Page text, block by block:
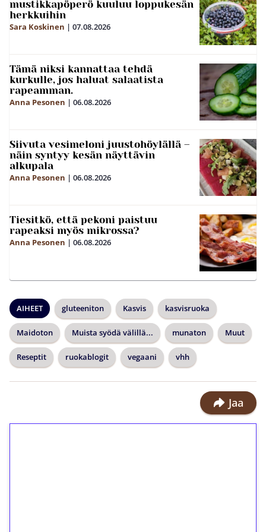
mustikkapöperö kuuluu loppukesän
herkkuihin
Sara Koskinen | 07.08.2026
Tämä niksi kannattaa tehdä
kurkulle, jos haluat salaatista
rapeamman.
Anna Pesonen | 06.08.2026
Siivuta vesimeloni juustohöylällä –
näin syntyy kesän näyttävin
alkupala
Anna Pesonen | 06.08.2026
Tiesitkö, että pekoni paistuu
rapeaksi myös mikrossa?
Anna Pesonen | 06.08.2026
AIHEET gluteeniton Kasvis kasvisruoka
Maidoton Muista syödä välillä... munaton Muut
Reseptit ruokablogit vegaani vhh
Jaa